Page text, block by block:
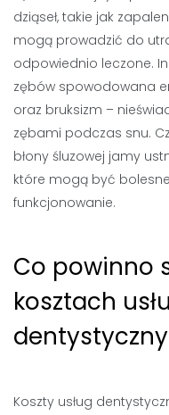
dziąseł, takie jak
mogą prowadzić do
odpowiednio leczone.
zębów spowodowana
oraz bruksizm –
zębami podczas snu.
błony śluzowej jamy
które mogą być
funkcjonowanie.
Co powinno
kosztach
Koszty usług